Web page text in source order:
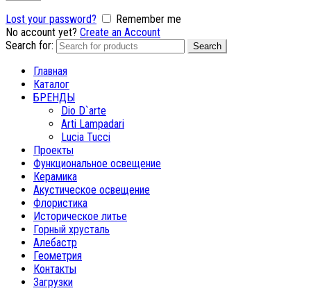
Lost your password?
Remember me
No account yet? Create an Account
Search for:
Search
Главная
Каталог
БРЕНДЫ
Dio D`arte
Arti Lampadari
Lucia Tucci
Проекты
Функциональное освещение
Керамика
Акустическое освещение
Флористика
Историческое литье
Горный хрусталь
Алебастр
Геометрия
Контакты
Загрузки